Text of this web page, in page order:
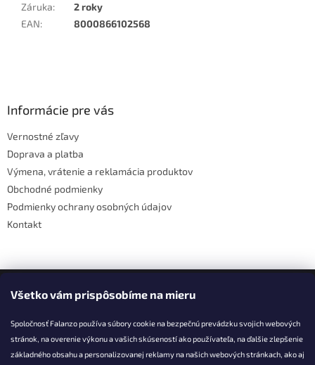
Všetko vám prispôsobíme na mieru
Spoločnosť Falanzo používa súbory cookie na bezpečnú prevádzku svojich webových
stránok, na overenie výkonu a vašich skúseností ako používateľa, na ďalšie zlepšenie
základného obsahu a personalizovanej reklamy na našich webových stránkach, ako aj
Záruka:
2 roky
EAN: 8000866102568
Informácie pre vás
Vernostné zľavy
Doprava a platba
Výmena, vrátenie a reklamácia produktov
Obchodné podmienky
Podmienky ochrany osobných údajov
Kontakt
Facebook
KONTAKT